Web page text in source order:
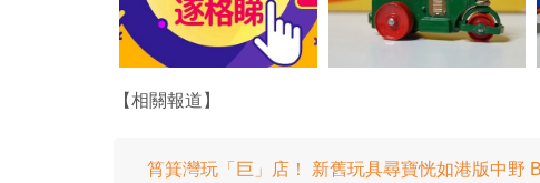
【相關報道】
筲箕灣玩「巨」店！ 新舊玩具尋寶恍如港版中野